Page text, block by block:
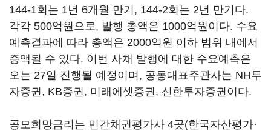
144-1회는 1년 6개월 만기, 144-2회는 2년 만기다.
각각 500억원으로, 발행 총액은 1000억원이다. 수요
예측결과에 따라 총액은 2000억원 이하 범위 내에서
증액될 수 있다. 이번 사채 발행에 대한 수요예측은
오는 27일 진행될 예정이며, 공동대표주관사는 NH투
자증권, KB증권, 미래에셋증권, 신한투자증권이다.
공모희망금리는 민간채권평가사 4곳(한국자산평가·